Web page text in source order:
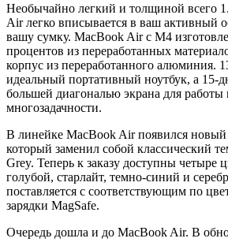
Необычайно легкий и толщиной всего
Air легко вписывается в ваш активный
вашу сумку. MacBook Air с M4
процентов из переработанных
корпус из переработанного алюминия.
идеальный портативный ноутбук, а 15-
большей диагональю экрана для
многозадачности.
В линейке MacBook Air появился
который заменил собой классический
Grey. Теперь к заказу доступны четыре
голубой, старлайт, темно-синий и
поставляется с соответствующим по
зарядки MagSafe.
Очередь дошла и до MacBook Air. В